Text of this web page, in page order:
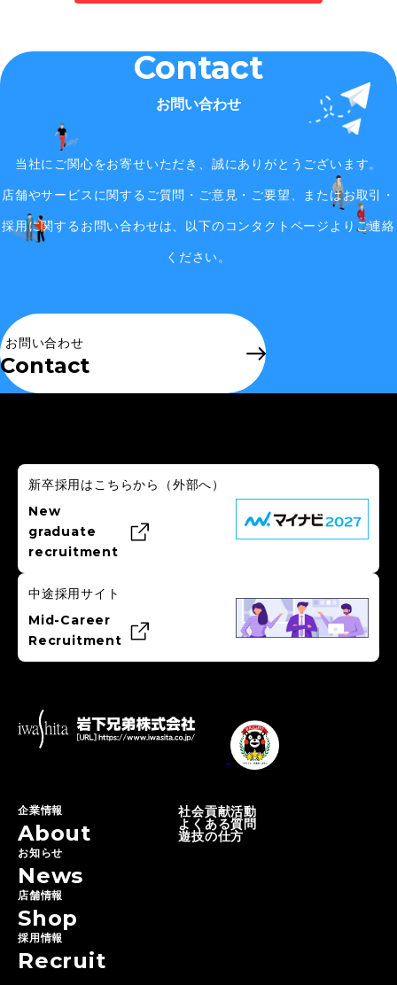
Contact
お問い合わせ
当社にご関心をお寄せいただき、誠にありがとうございます。
店舗やサービスに関するご質問・ご意見・ご要望、またはお取引・
採用に関するお問い合わせは、 以下のコンタクトページよりご連絡
ください。
お問い合わせ
Contact
新卒採用はこちらから （外部へ）
New
graduate
recruitment
中途採用サイト
Mid-Career
Recruitment
企業情報
About
お知らせ
News
店舗情報
Shop
採用情報
Recruit
社会貢献活動
よくある質問
遊技の仕方